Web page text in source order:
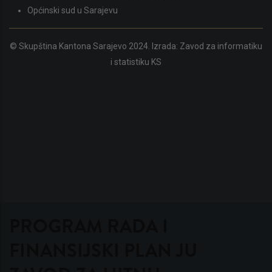
Općinski sud u Sarajevu
© Skupština Kantona Sarajevo 2024. Izrada: Zavod za informatiku
i statistiku KS